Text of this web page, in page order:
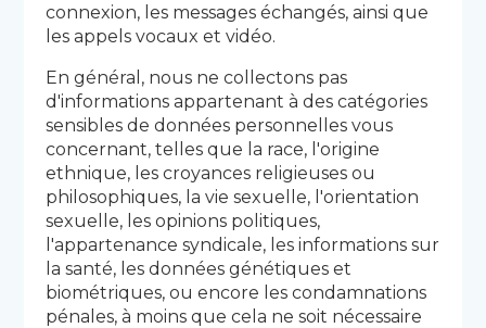
connexion, les messages échangés, ainsi que
les appels vocaux et vidéo.
En général, nous ne collectons pas
d'informations appartenant à des catégories
sensibles de données personnelles vous
concernant, telles que la race, l'origine
ethnique, les croyances religieuses ou
philosophiques, la vie sexuelle, l'orientation
sexuelle, les opinions politiques,
l'appartenance syndicale, les informations sur
la santé, les données génétiques et
biométriques, ou encore les condamnations
pénales, à moins que cela ne soit nécessaire